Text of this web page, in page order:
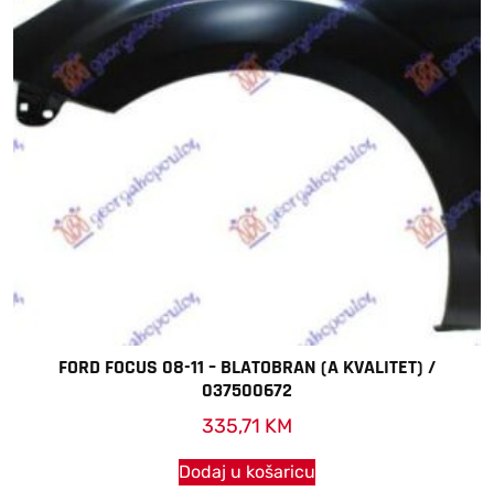
FORD FOCUS 08-11 – BLATOBRAN (A KVALITET) /
037500672
335,71 KM
Dodaj u košaricu